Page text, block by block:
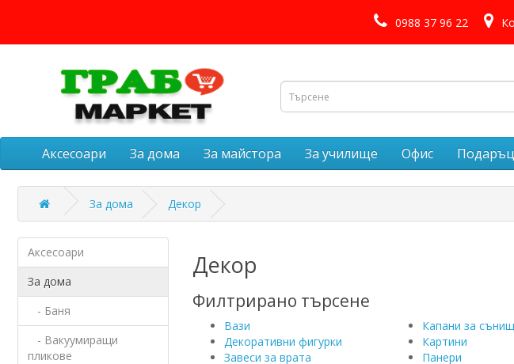
0988 37 96 22
Аксесоари За дома За майстора За училище Офис
За дома Декор
Аксесоари
За дома
- Баня
- Вакуумиращи
пликове
Декор
Филтрирано търсене
Вази
Декоративни фигурки
Завеси за врата
Капани за
Картини
Панери